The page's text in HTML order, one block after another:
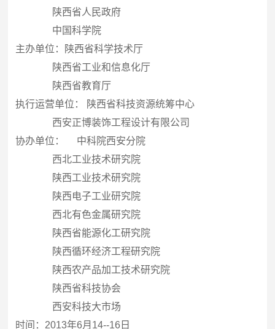
陕西省人民政府
中国科学院
主办单位：陕西省科学技术厅
陕西省工业和信息化厅
陕西省教育厅
执行运营单位： 陕西省科技资源统筹中心
西安正博装饰工程设计有限公司
协办单位： 中科院西安分院
西北工业技术研究院
陕西工业技术研究院
陕西电子工业研究院
西北有色金属研究院
陕西省能源化工研究院
陕西循环经济工程研究院
陕西农产品加工技术研究院
陕西省科技协会
西安科技大市场
时间：2013年6月14--16日